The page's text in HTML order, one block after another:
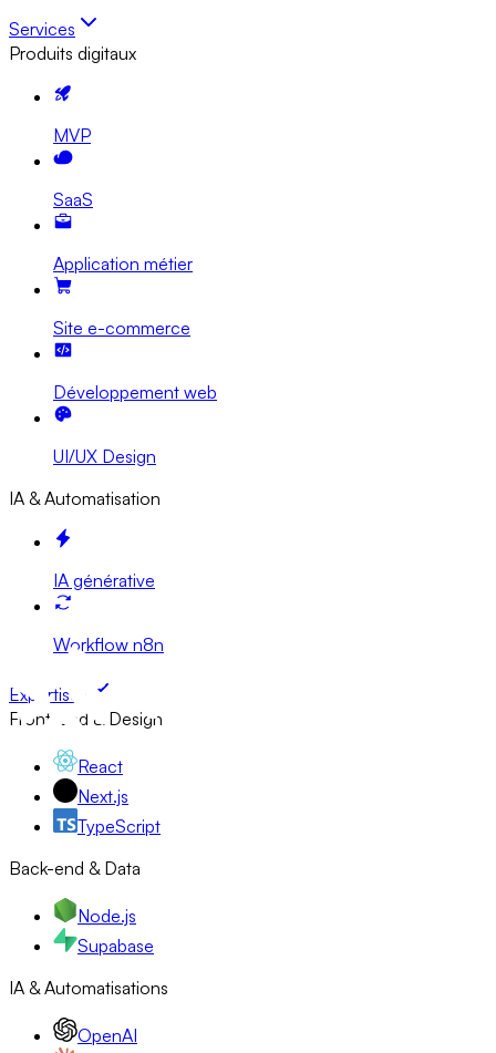
Services
Produits digitaux
MVP
SaaS
Application métier
Site e-commerce
Développement web
UI/UX Design
IA & Automatisation
IA générative
Workflow n8n
Expertises
Front-end & Design
React
Next.js
TypeScript
Back-end & Data
Node.js
Supabase
IA & Automatisations
OpenAI